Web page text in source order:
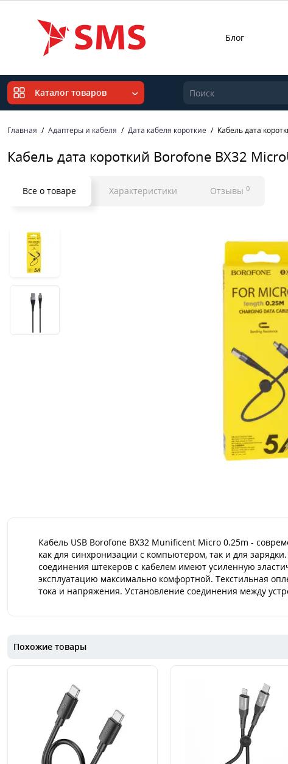
Блог
Каталог товаров
Главная Адаптеры и кабеля Дата кабеля короткие Кабель дата
Кабель дата короткий Borofone BX32
Все о товаре Характеристики Отзывы 0
Кабель USB Borofone BX32 Munificent Micro 0.25m -
как для синхронизации с компьютером, так и для
соединения штекеров с кабелем имеют усиленную
эксплуатацию максимально комфортной. Текстильная
тока и напряжения. Установление соединения между
Похожие товары